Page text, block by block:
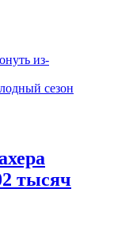
из-
сезон
тысяч